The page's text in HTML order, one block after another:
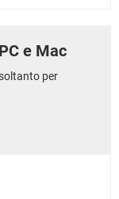
e Mac
per